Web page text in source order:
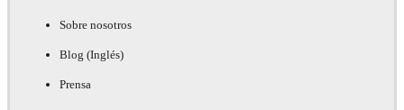
Sobre nosotros
Blog (Inglés)
Prensa